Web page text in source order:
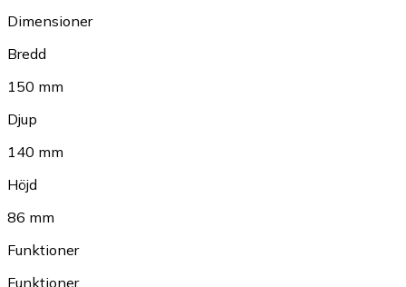
Dimensioner
Bredd
150 mm
Djup
140 mm
Höjd
86 mm
Funktioner
Funktioner